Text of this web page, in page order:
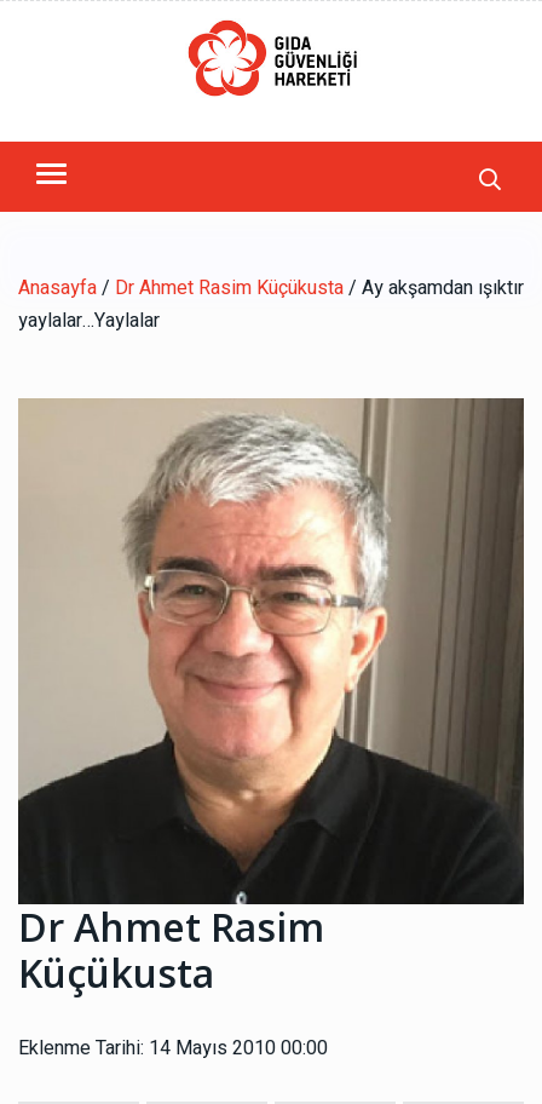
Anasayfa/ Dr Ahmet Rasim Küçükusta/ Ay akşamdan ışıktır
yaylalar…Yaylalar
Dr Ahmet Rasim
Küçükusta
Eklenme Tarihi: 14 Mayıs 2010 00:00